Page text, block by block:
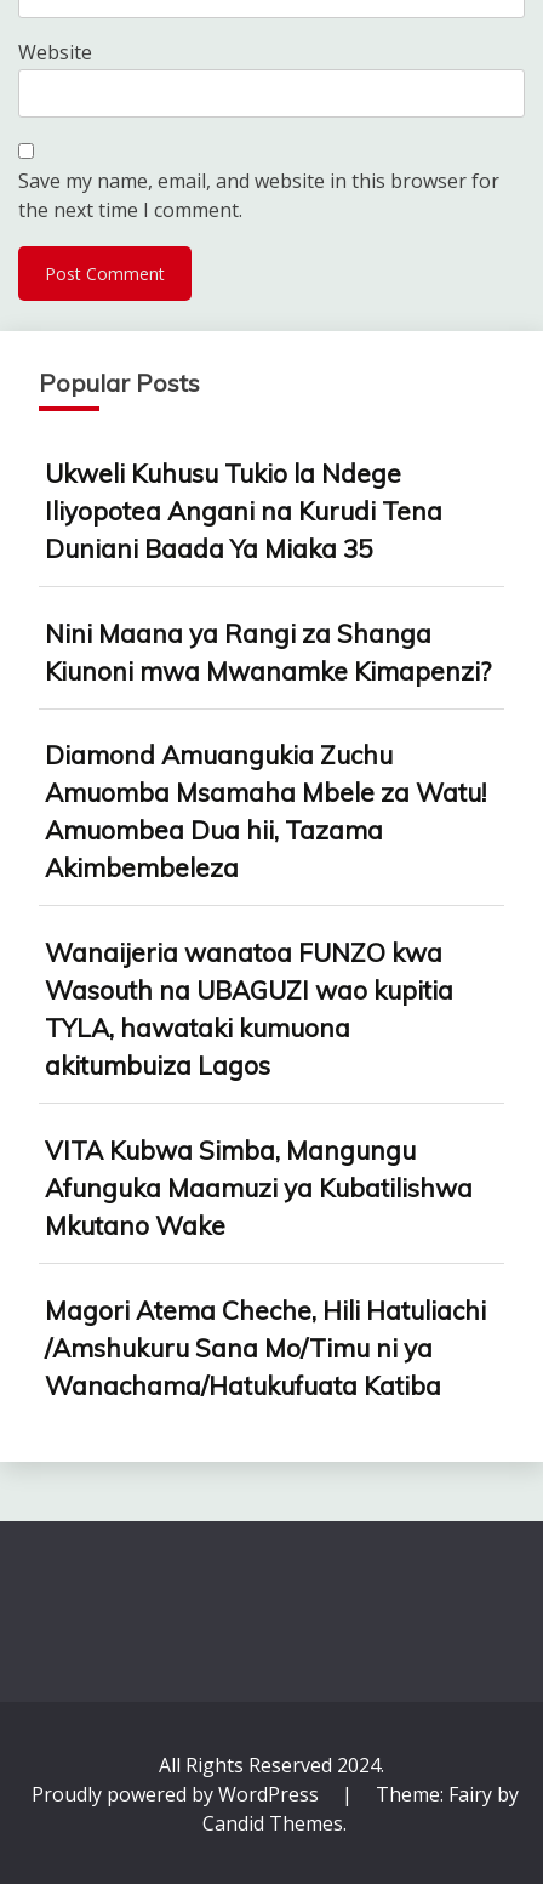
Website
Save my name, email, and website in this browser for
the next time I comment.
Popular Posts
Ukweli Kuhusu Tukio la Ndege
Iliyopotea Angani na Kurudi Tena
Duniani Baada Ya Miaka 35
Nini Maana ya Rangi za Shanga
Kiunoni mwa Mwanamke Kimapenzi?
Diamond Amuangukia Zuchu
Amuomba Msamaha Mbele za Watu!
Amuombea Dua hii, Tazama
Akimbembeleza
Wanaijeria wanatoa FUNZO kwa
Wasouth na UBAGUZI wao kupitia
TYLA, hawataki kumuona
akitumbuiza Lagos
VITA Kubwa Simba, Mangungu
Afunguka Maamuzi ya Kubatilishwa
Mkutano Wake
Magori Atema Cheche, Hili Hatuliachi
/Amshukuru Sana Mo/Timu ni ya
Wanachama/Hatukufuata Katiba
All Rights Reserved 2024.
Proudly powered by WordPress
|
Theme: Fairy by
Candid Themes.